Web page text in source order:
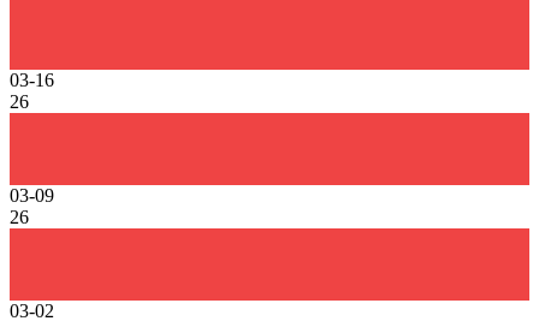
03-16
26
03-09
26
03-02